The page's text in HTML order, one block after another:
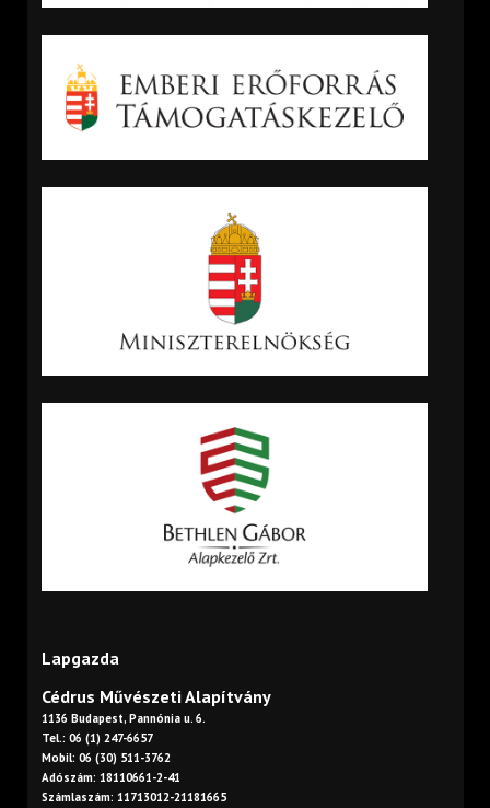
Lapgazda
Cédrus Művészeti Alapítvány
1136 Budapest, Pannónia u. 6.
Tel.: 06 (1) 247-6657
Mobil: 06 (30) 511-3762
Adószám: 18110661-2-41
Számlaszám: 11713012-21181665